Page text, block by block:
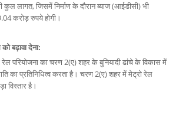
कुल लागत, जिसमें निर्माण के दौरान ब्याज (आईडीसी) भी
करोड़ रुपये होगी।
बढ़ावा देना:
रेल परियोजना का चरण 2(ए) शहर के बुनियादी ढांचे के विकास में
का प्रतिनिधित्व करता है। चरण 2(ए) शहर में मेट्रो रेल
विस्तार है।